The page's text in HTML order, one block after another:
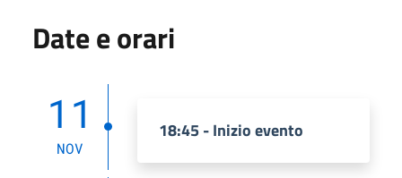
Date e orari
11
NOV
18:45 - Inizio evento